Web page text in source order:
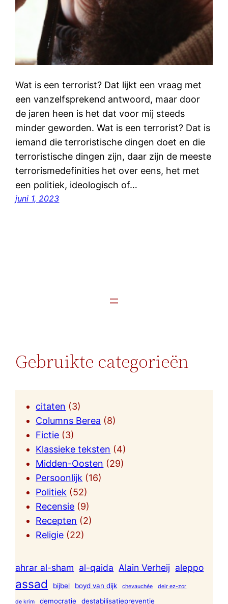
Wat is een terrorist? Dat lijkt een vraag met
een vanzelfsprekend antwoord, maar door
de jaren heen is het dat voor mij steeds
minder geworden. Wat is een terrorist? Dat is
iemand die terroristische dingen doet en die
terroristische dingen zijn, daar zijn de meeste
terrorismedefinities het over eens, het met
een politiek, ideologisch of…
juni 1, 2023
Gebruikte categorieën
citaten (3)
Columns Berea (8)
Fictie (3)
Klassieke teksten (4)
Midden-Oosten (29)
Persoonlijk (16)
Politiek (52)
Recensie (9)
Recepten (2)
Religie (22)
ahrar al-sham al-qaida Alain Verheij aleppo
assad bijbel boyd van dijk chevauchée deir ez-zor
de krim democratie destabilisatiepreventie